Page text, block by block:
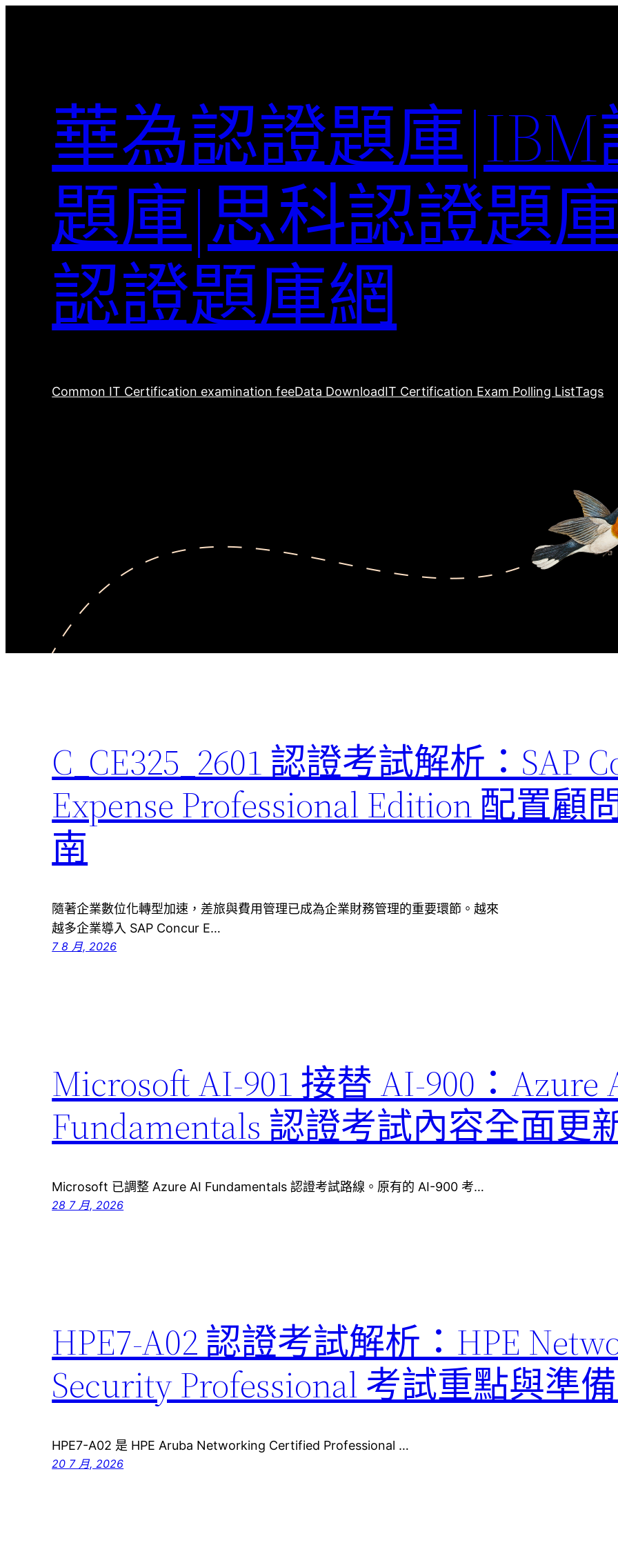
華為認證題庫
題庫|思科認證題
認證題庫網
Common IT Certification examination feeData DownloadIT Certification Exam Polling ListTags
C_CE325_2601 認證考試解析：SAP
Expense Professional Edition 配置顧
南
隨著企業數位化轉型加速，差旅與費用管理已成為企業財務管理的重要環節。越來
越多企業導入 SAP Concur E…
7 8 月, 2026
Microsoft AI-901 接替 AI-900：Azure
Fundamentals 認證考試內容全面更
Microsoft 已調整 Azure AI Fundamentals 認證考試路線。原有的 AI-900 考…
28 7 月, 2026
HPE7-A02 認證考試解析：HPE
Security Professional 考試重點與準
HPE7-A02 是 HPE Aruba Networking Certified Professional …
20 7 月, 2026